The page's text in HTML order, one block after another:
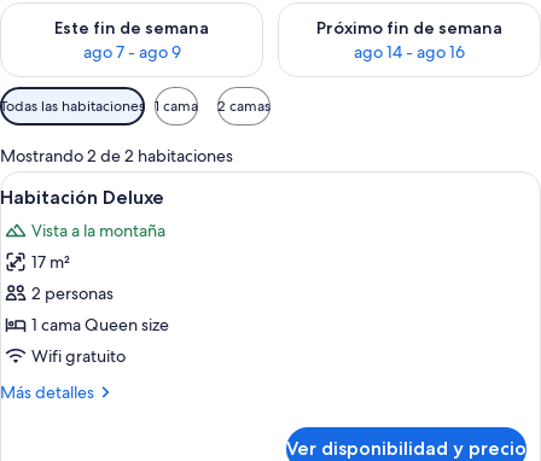
Este fin de semana
ago 7 - ago 9
Consulta la disponibilidad para este fin de semana ago 7 -
Próximo fin de semana
ago 14 - ago 16
Consulta la disponibilidad
Filtros
disponibles
para
las
habitaciones
Todas las habitaciones 1 cama 2 camas
Mostrando 2 de 2 habitaciones
Ver
todas
las
fotos
de
Habitación
Deluxe
Un dormitorio con una cama, dos
3
Habitación Deluxe
Vista a la montaña
17 m²
2 personas
1 cama Queen size
Wifi gratuito
Más detalles
Más
Ver disponibilidad y precio